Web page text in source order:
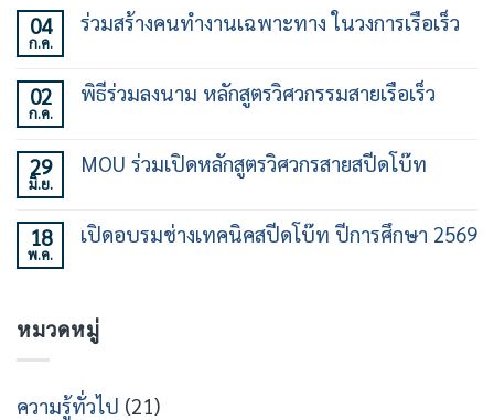
ความ
เห็น
ทักษะ
เร็ว
30
ที่
21
04
ก.ค.
ร่วมสร้างคนทำงานเฉพาะทาง ในวงการเรือเร็ว
เห็น
บน
ทำงาน
วงการ
เรือ
02
ก.ค.
พิธีร่วมลงนาม หลักสูตรวิศวกรรมสายเรือเร็ว
บน
นาม
เร็ว
29
มิ.ย.
MOU ร่วมเปิดหลักสูตรวิศวกรสายสปีดโบ๊ท
เห็น
บน
วิศว
กร
ปีด
โบ๊ท
18
พ.ค.
เปิดอบรมช่างเทคนิคสปีดโบ๊ท ปีการศึกษา 2569
เปิด
อบรม
คนิคส
ปีด
หมวดหมู่
ความรู้ทั่วไป (21)